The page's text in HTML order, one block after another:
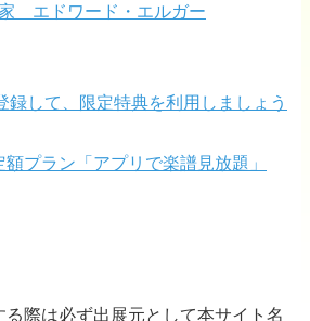
エドワード・エルガー
録して、限定特典を利用しましょう
プラン「アプリで楽譜見放題」
際は必ず出展元として本サイト名